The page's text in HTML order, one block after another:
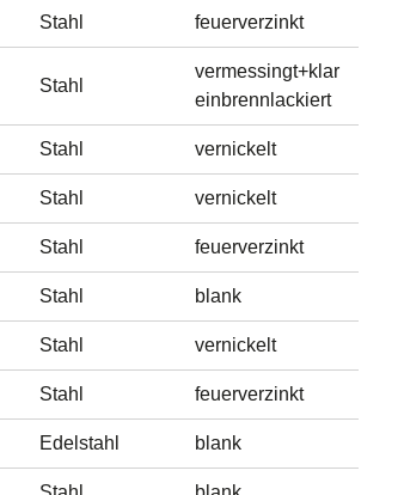
Stahl feuerverzinkt
Stahl
vermessingt+klar
einbrennlackiert
Stahl vernickelt
Stahl vernickelt
Stahl feuerverzinkt
Stahl blank
Stahl vernickelt
Stahl feuerverzinkt
Edelstahl blank